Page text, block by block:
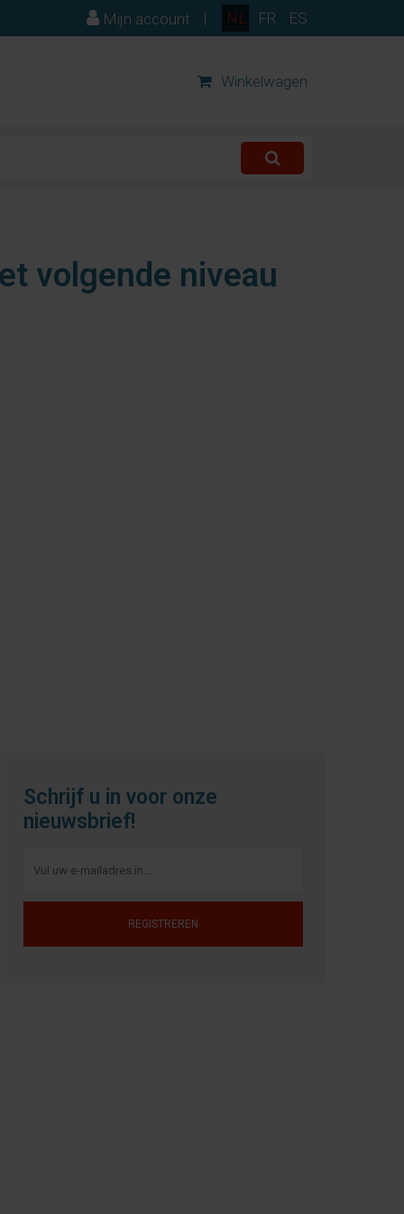
NL FR ES
Mijn account |
Winkelwagen
volgende niveau
Schrijf u in voor onze
nieuwsbrief!
REGISTREREN